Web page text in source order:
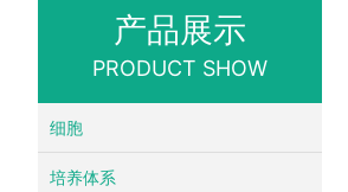
产品展示
PRODUCT SHOW
细胞
培养体系